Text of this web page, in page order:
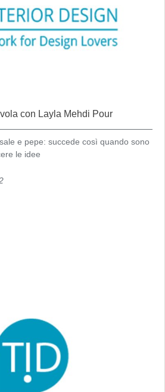
con Layla Mehdi Pour
e pepe: succede così quando sono
le idee